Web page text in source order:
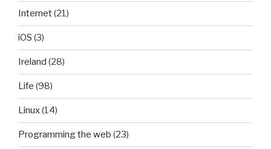
Internet(21)
iOS (3)
Ireland (28)
Life (98)
Linux(14)
Programming the web (23)